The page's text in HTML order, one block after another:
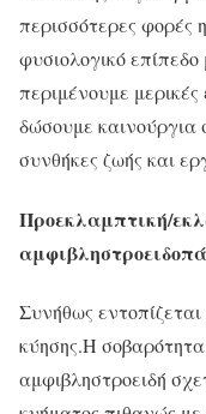
περισσότερες φορές
φυσιολογικό
περιμένουμε
δώσουμε καινούργια
συνθήκες ζωής και
Προεκλαμπτική/
Συνήθως
κύησης.Η
αμφιβληστροειδή